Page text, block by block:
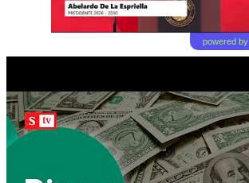
powered by